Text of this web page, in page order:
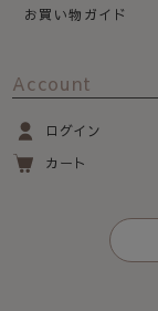
お買い物ガイド
Account
ログイン
カート